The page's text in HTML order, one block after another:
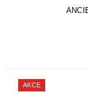
AKCE